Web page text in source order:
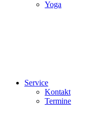
Yoga
Service
Kontakt
Termine